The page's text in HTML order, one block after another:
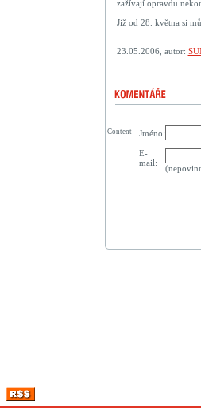
zažívají opravdu
Již od 28. května si
23.05.2006, autor:
Jméno:
E-
mail:
Content